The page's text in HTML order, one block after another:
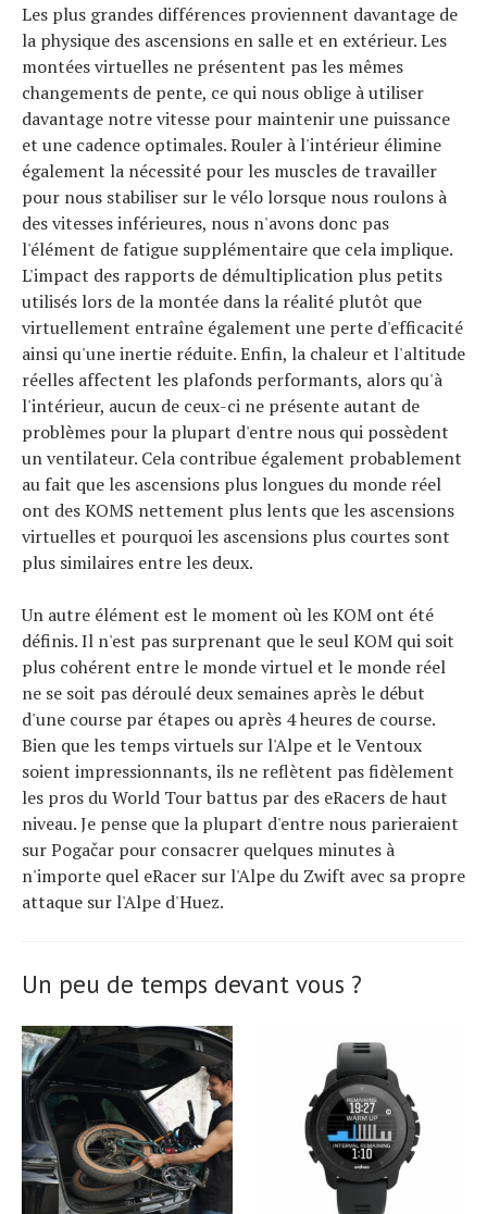
Les plus grandes différences proviennent davantage de
la physique des ascensions en salle et en extérieur. Les
montées virtuelles ne présentent pas les mêmes
changements de pente, ce qui nous oblige à utiliser
davantage notre vitesse pour maintenir une puissance
et une cadence optimales. Rouler à l'intérieur élimine
également la nécessité pour les muscles de travailler
pour nous stabiliser sur le vélo lorsque nous roulons à
des vitesses inférieures, nous n'avons donc pas
l'élément de fatigue supplémentaire que cela implique.
L'impact des rapports de démultiplication plus petits
utilisés lors de la montée dans la réalité plutôt que
virtuellement entraîne également une perte d'efficacité
ainsi qu'une inertie réduite. Enfin, la chaleur et l'altitude
réelles affectent les plafonds performants, alors qu'à
l'intérieur, aucun de ceux-ci ne présente autant de
problèmes pour la plupart d'entre nous qui possèdent
un ventilateur. Cela contribue également probablement
au fait que les ascensions plus longues du monde réel
ont des KOMS nettement plus lents que les ascensions
virtuelles et pourquoi les ascensions plus courtes sont
plus similaires entre les deux.
Un autre élément est le moment où les KOM ont été
définis. Il n'est pas surprenant que le seul KOM qui soit
plus cohérent entre le monde virtuel et le monde réel
ne se soit pas déroulé deux semaines après le début
d'une course par étapes ou après 4 heures de course.
Bien que les temps virtuels sur l'Alpe et le Ventoux
soient impressionnants, ils ne reflètent pas fidèlement
les pros du World Tour battus par des eRacers de haut
niveau. Je pense que la plupart d'entre nous parieraient
sur Pogačar pour consacrer quelques minutes à
n'importe quel eRacer sur l'Alpe du Zwift avec sa propre
attaque sur l'Alpe d'Huez.
Un peu de temps devant vous ?